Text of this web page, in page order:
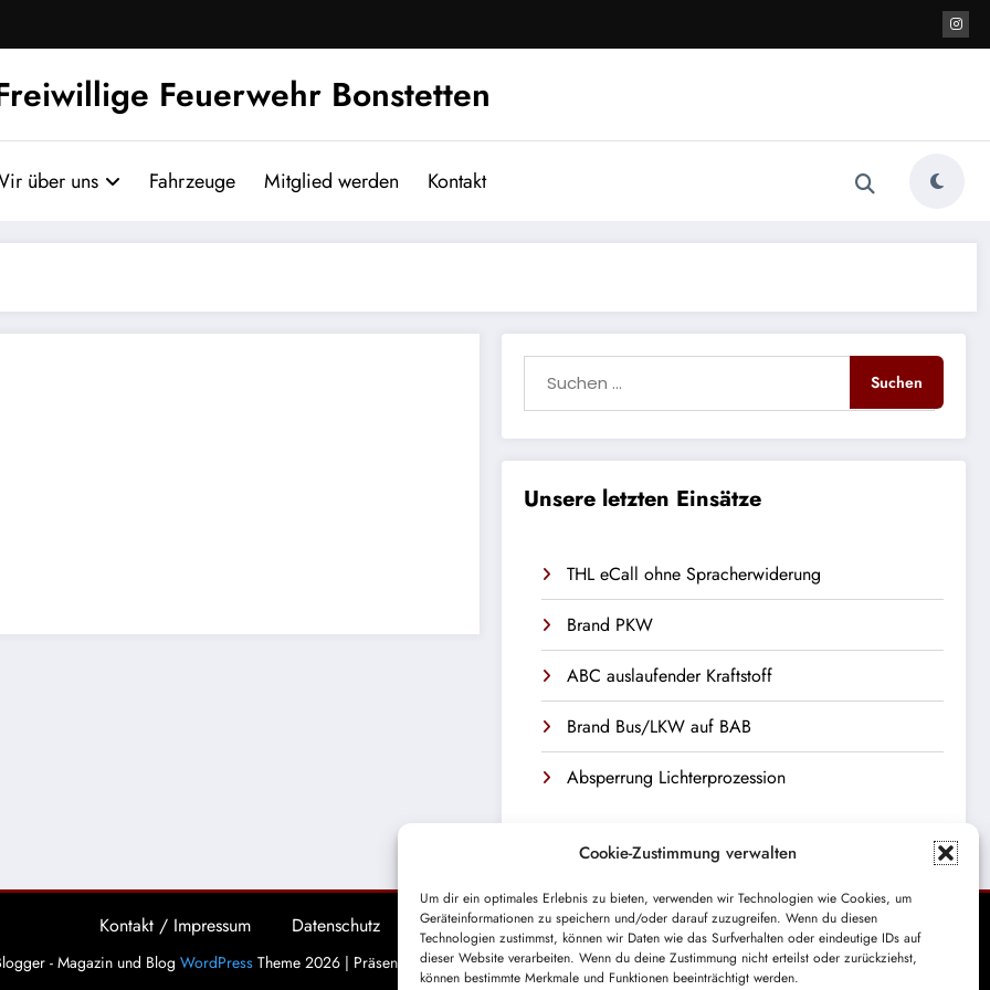
Cookie-Zustimmung verwalten
Um dir ein optimales Erlebnis zu bieten, verwenden wir Technologien wie Cookies, um
Geräteinformationen zu speichern und/oder darauf zuzugreifen. Wenn du diesen
Technologien zustimmst, können wir Daten wie das Surfverhalten oder eindeutige IDs auf
dieser Website verarbeiten. Wenn du deine Zustimmung nicht erteilst oder zurückziehst,
können bestimmte Merkmale und Funktionen beeinträchtigt werden.
Feuerwehr Bonstetten
über uns Fahrzeuge Mitglied werden Kontakt
Unsere letzten Einsätze
THL eCall ohne Spracherwiderung
Brand PKW
ABC auslaufender Kraftstoff
Brand Bus/LKW auf BAB
Absperrung Lichterprozession
Kontakt / Impressum Datenschutz
- Magazin und Blog WordPressTheme 2026 | Präsentiert vonSpiceThemes